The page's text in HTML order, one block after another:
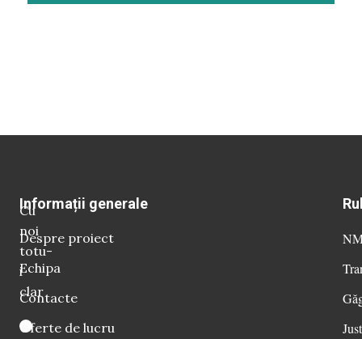
Cu
noi
totu-
i
clar
Informații generale
Despre proiect
Echipa
Contacte
Oferte de lucru